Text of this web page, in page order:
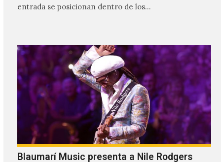
entrada se posicionan dentro de los…
Blaumarí Music presenta a Nile Rodgers